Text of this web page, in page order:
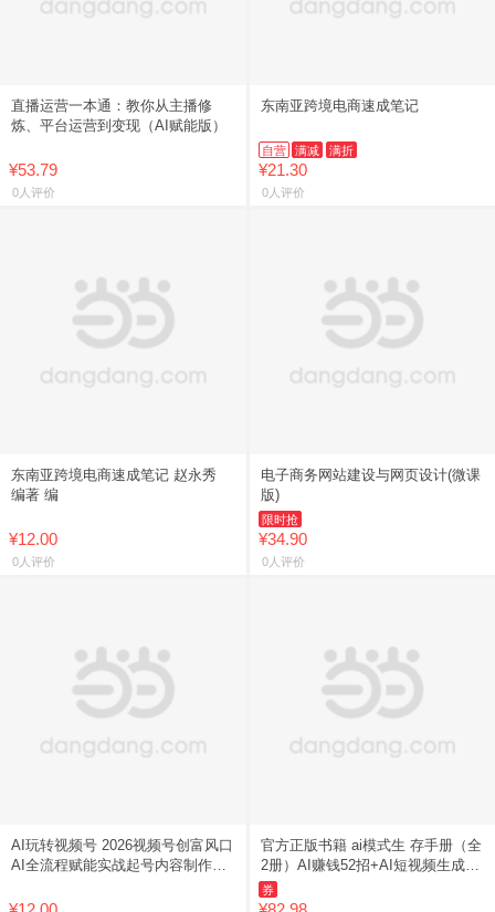
直播运营一本通：教你从主播修
炼、平台运营到变现（AI赋能版）
¥53.79
0人评价
东南亚跨境电商速成笔记
自营 满减 满折
¥21.30
0人评价
东南亚跨境电商速成笔记 赵永秀
编著 编
¥12.00
0人评价
电子商务网站建设与网页设计(微课
版)
限时抢
¥34.90
0人评价
AI玩转视频号 2026视频号创富风口
AI全流程赋能实战起号内容制作运
现一站式指南运营书籍
官方正版书籍 ai模式生 存手册（全
2册）AI赚钱52招+AI短视频生成与
制作 ai提效手册速通书
券